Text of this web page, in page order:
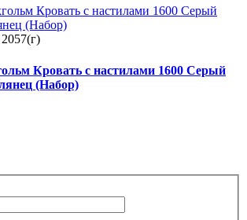
Кровать с настилами 1600 Серый
(Набор)